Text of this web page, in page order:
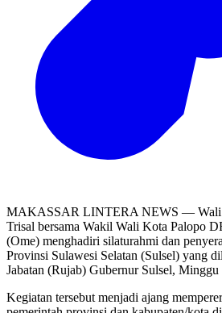
MAKASSAR LINTERA NEWS — Wali
Trisal bersama Wakil Wali Kota Palopo
(Ome) menghadiri silaturahmi dan
Provinsi Sulawesi Selatan (Sulsel) yang
Jabatan (Rujab) Gubernur Sulsel,
Kegiatan tersebut menjadi ajang